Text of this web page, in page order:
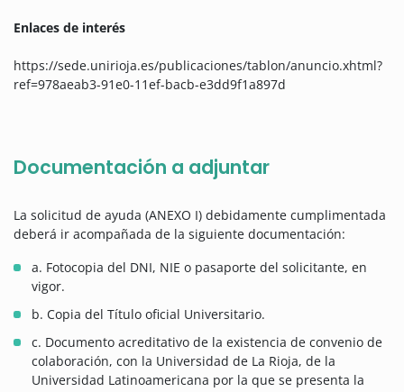
Enlaces de interés
https://sede.unirioja.es/publicaciones/tablon/anuncio.xhtml?
ref=978aeab3-91e0-11ef-bacb-e3dd9f1a897d
Documentación a adjuntar
La solicitud de ayuda (ANEXO I) debidamente cumplimentada
deberá ir acompañada de la siguiente documentación:
a. Fotocopia del DNI, NIE o pasaporte del solicitante, en
vigor.
b. Copia del Título oficial Universitario.
c. Documento acreditativo de la existencia de convenio de
colaboración, con la Universidad de La Rioja, de la
Universidad Latinoamericana por la que se presenta la